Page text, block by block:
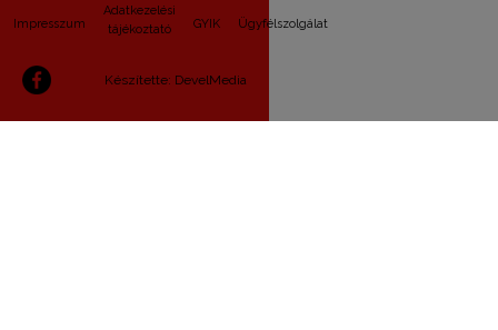
Impresszum
Adatkezelési
tájékoztató GYIK Ügyfélszolgálat
Készítette: DevelMedia